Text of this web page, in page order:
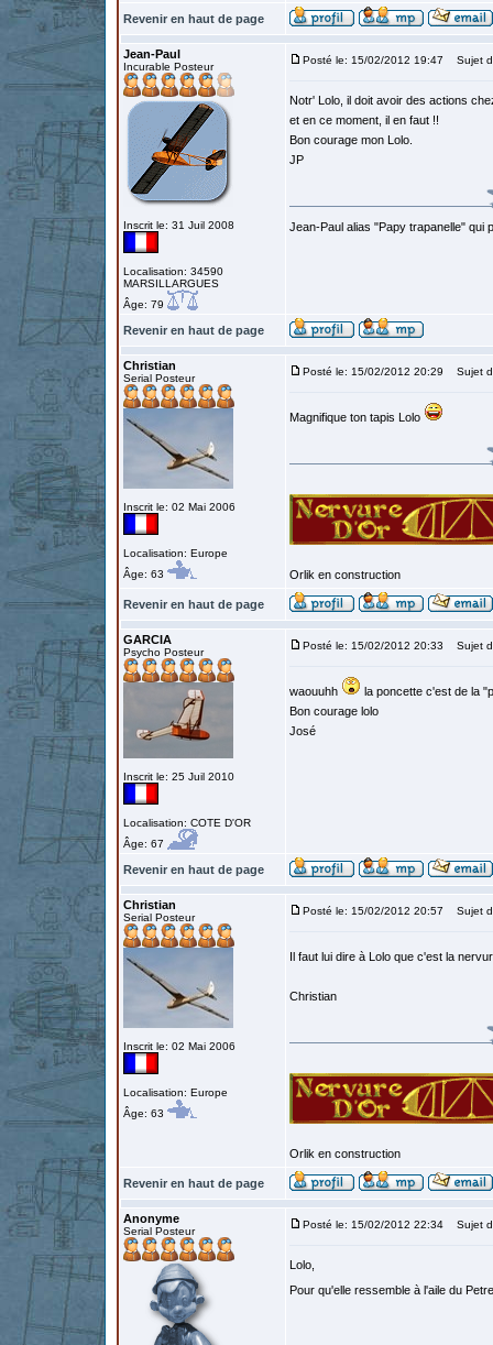
Revenir en haut de page
Jean-Paul
Incurable Posteur
Inscrit le: 31 Juil 2008
Localisation: 34590
MARSILLARGUES
Âge: 79
Posté le: 15/02/2012 19:47 Sujet
Notr' Lolo, il doit avoir des actions
et en ce moment, il en faut !!
Bon courage mon Lolo.
JP
Jean-Paul alias "Papy trapanelle" qui
Revenir en haut de page
Christian
Serial Posteur
Inscrit le: 02 Mai 2006
Localisation: Europe
Âge: 63
Posté le: 15/02/2012 20:29 Sujet
Magnifique ton tapis Lolo
Orlik en construction
Revenir en haut de page
GARCIA
Psycho Posteur
Inscrit le: 25 Juil 2010
Localisation: COTE D'OR
Âge: 67
Posté le: 15/02/2012 20:33 Sujet
waouuhh
la poncette c'est de la
Bon courage lolo
José
Revenir en haut de page
Christian
Serial Posteur
Inscrit le: 02 Mai 2006
Localisation: Europe
Âge: 63
Posté le: 15/02/2012 20:57 Sujet
Il faut lui dire à Lolo que c'est la
Christian
Orlik en construction
Revenir en haut de page
Anonyme
Serial Posteur
Posté le: 15/02/2012 22:34 Sujet
Lolo,
Pour qu'elle ressemble à l'aile du